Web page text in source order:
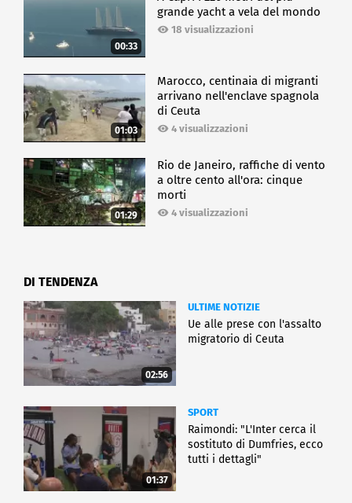
00:33
grande yacht a vela del mondo
18 visualizzazioni
01:03
Marocco, centinaia di migranti
arrivano nell'enclave spagnola
di Ceuta
4 visualizzazioni
01:29
Rio de Janeiro, raffiche di vento
a oltre cento all'ora: cinque
morti
4 visualizzazioni
DI TENDENZA
02:56
ULTIME NOTIZIE
Ue alle prese con l'assalto
migratorio di Ceuta
01:37
SPORT
Raimondi: "L'Inter cerca il
sostituto di Dumfries, ecco
tutti i dettagli"